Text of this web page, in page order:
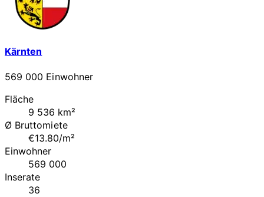
Kärnten
569 000 Einwohner
Fläche
9 536 km²
Ø Bruttomiete
€13.80/m²
Einwohner
569 000
Inserate
36